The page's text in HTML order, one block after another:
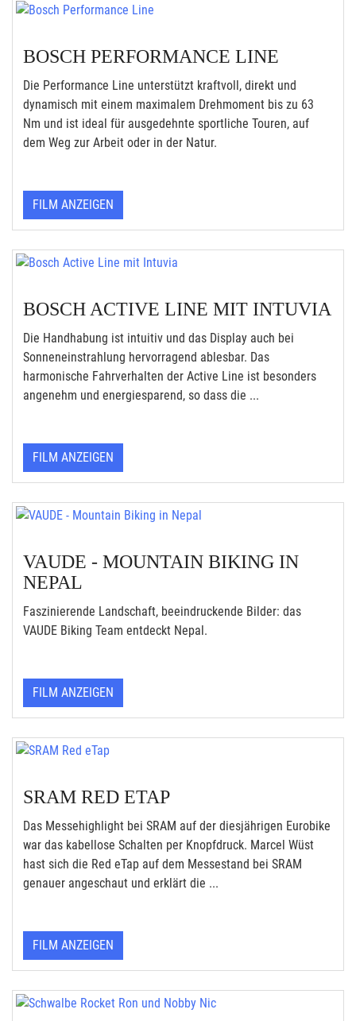
BOSCH PERFORMANCE LINE
Die Performance Line unterstützt kraftvoll, direkt und
dynamisch mit einem maximalem Drehmoment bis zu 63
Nm und ist ideal für ausgedehnte sportliche Touren, auf
dem Weg zur Arbeit oder in der Natur.
FILM ANZEIGEN
BOSCH ACTIVE LINE MIT INTUVIA
Die Handhabung ist intuitiv und das Display auch bei
Sonneneinstrahlung hervorragend ablesbar. Das
harmonische Fahrverhalten der Active Line ist besonders
angenehm und energiesparend, so dass die ...
FILM ANZEIGEN
VAUDE - MOUNTAIN BIKING IN
NEPAL
Faszinierende Landschaft, beeindruckende Bilder: das
VAUDE Biking Team entdeckt Nepal.
FILM ANZEIGEN
SRAM RED ETAP
Das Messehighlight bei SRAM auf der diesjährigen Eurobike
war das kabellose Schalten per Knopfdruck. Marcel Wüst
hast sich die Red eTap auf dem Messestand bei SRAM
genauer angeschaut und erklärt die ...
FILM ANZEIGEN